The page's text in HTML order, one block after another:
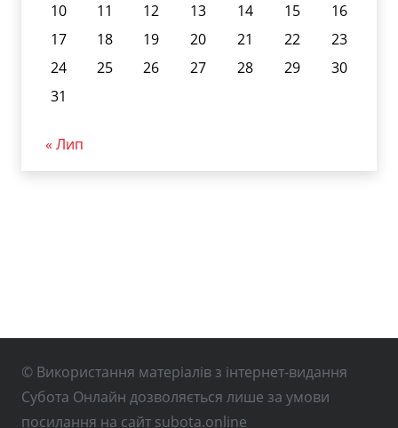
10
11 12 13 14 15
16
17
18 19 20 21 22
23
24
25 26 27 28 29
30
31
« Лип
© Використання матеріалів з інтернет-видання
Субота Онлайн дозволяється лише за умови
посилання на сайт subota.online